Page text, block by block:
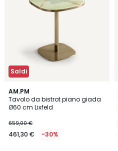
Saldi
AM.PM
Tavolo da bistrot piano giada
Ø60 cm Lixfeld
659,00 €
461,30 € -30%
4,3
/ 5